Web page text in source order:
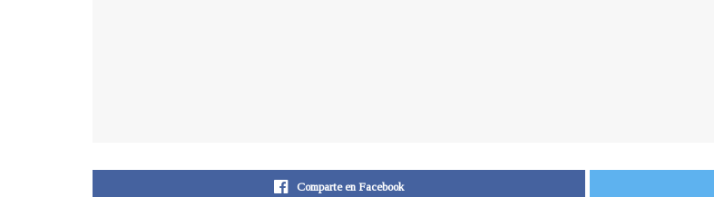
Comparte en Facebook